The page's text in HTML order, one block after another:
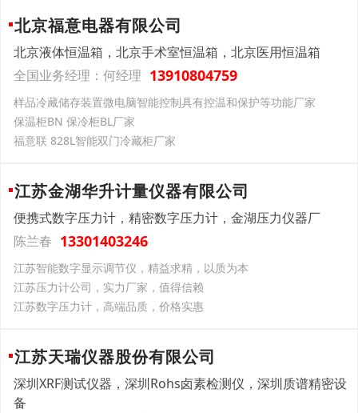
北京福意电器有限公司
北京液体恒温箱，北京手术室恒温箱，北京医用恒温箱
全国业务经理：何经理 13910804759
样品冷藏储存装置微电脑智能控制具有控温和保护等功能厂家
保温柜BN 保冷柜BL厂家
福意联 828L智能双门冷藏柜厂家
江苏金湖华升计量仪器有限公司
便携式数字压力计，精密数字压力计，金湖压力仪器厂
陈兰春 13301403246
江苏智能数字显示调节仪，精益求精，以质为本
江苏压力计公司，实力厂家，值得信赖
江苏数字压力计，高端品质，价格实惠
江苏天瑞仪器股份有限公司
深圳XRF测试仪器，深圳Rohs卤素检测仪，深圳质谱精密设
备